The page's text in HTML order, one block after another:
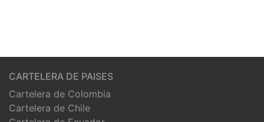
CARTELERA DE PAISES
Cartelera de Colombia
Cartelera de Chile